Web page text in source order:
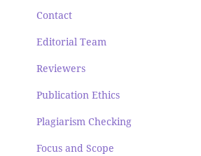
Contact
Editorial Team
Reviewers
Publication Ethics
Plagiarism Checking
Focus and Scope